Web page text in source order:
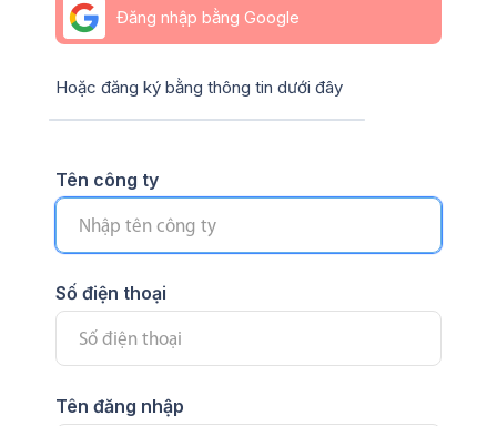
Đăng nhập bằng Google
Hoặc đăng ký bằng thông tin dưới đây
Tên công ty
Số điện thoại
Tên đăng nhập